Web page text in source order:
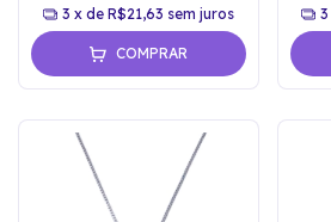
3 x de R$21,63 sem juros
COMPRAR
3